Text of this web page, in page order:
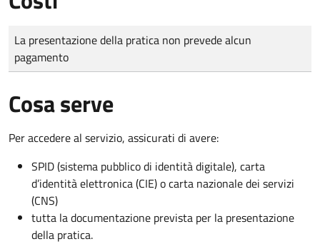
Tipo di pagamento
Importo
La presentazione della pratica non prevede alcun
pagamento
Cosa serve
Per accedere al servizio, assicurati di avere:
SPID (sistema pubblico di identità digitale), carta
d’identità elettronica (CIE) o carta nazionale dei servizi
(CNS)
tutta la documentazione prevista per la presentazione
della pratica.